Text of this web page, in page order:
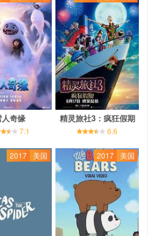
人奇缘
7.1
精灵旅社3：疯狂假期
6.6
2017 美国 2017 美国